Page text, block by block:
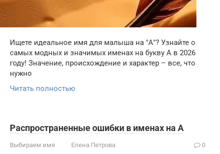
Ищете идеальное имя для малыша на "А"? Узнайте о
самых модных и значимых именах на букву А в 2026
году! Значение, происхождение и характер – все, что
нужно
Читать полностью
Распространенные ошибки в именах на А
Выбираем имя Елена Петрова 0